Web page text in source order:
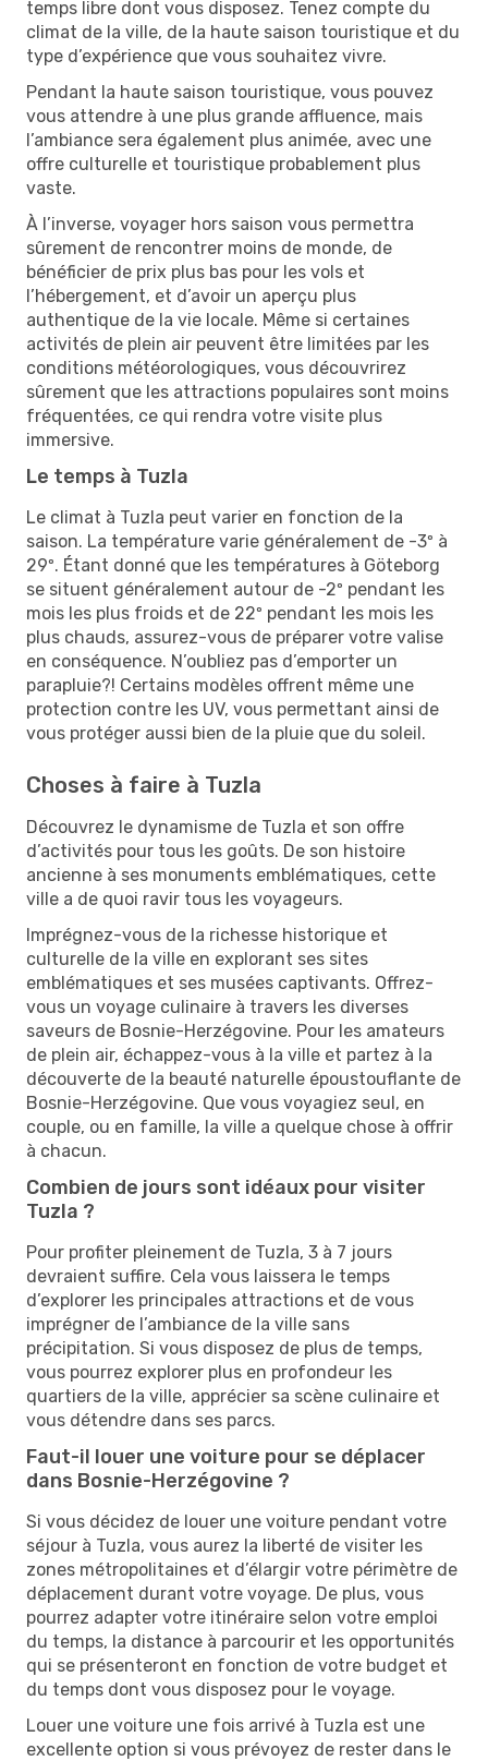
temps libre dont vous disposez. Tenez compte du
climat de la ville, de la haute saison touristique et du
type d’expérience que vous souhaitez vivre.
Pendant la haute saison touristique, vous pouvez
vous attendre à une plus grande affluence, mais
l’ambiance sera également plus animée, avec une
offre culturelle et touristique probablement plus
vaste.
À l’inverse, voyager hors saison vous permettra
sûrement de rencontrer moins de monde, de
bénéficier de prix plus bas pour les vols et
l’hébergement, et d’avoir un aperçu plus
authentique de la vie locale. Même si certaines
activités de plein air peuvent être limitées par les
conditions météorologiques, vous découvrirez
sûrement que les attractions populaires sont moins
fréquentées, ce qui rendra votre visite plus
immersive.
Le temps à Tuzla
Le climat à Tuzla peut varier en fonction de la
saison. La température varie généralement de -3º à
29º. Étant donné que les températures à Göteborg
se situent généralement autour de -2º pendant les
mois les plus froids et de 22º pendant les mois les
plus chauds, assurez-vous de préparer votre valise
en conséquence. N’oubliez pas d’emporter un
parapluie?! Certains modèles offrent même une
protection contre les UV, vous permettant ainsi de
vous protéger aussi bien de la pluie que du soleil.
Choses à faire à Tuzla
Découvrez le dynamisme de Tuzla et son offre
d’activités pour tous les goûts. De son histoire
ancienne à ses monuments emblématiques, cette
ville a de quoi ravir tous les voyageurs.
Imprégnez-vous de la richesse historique et
culturelle de la ville en explorant ses sites
emblématiques et ses musées captivants. Offrez-
vous un voyage culinaire à travers les diverses
saveurs de Bosnie-Herzégovine. Pour les amateurs
de plein air, échappez-vous à la ville et partez à la
découverte de la beauté naturelle époustouflante de
Bosnie-Herzégovine. Que vous voyagiez seul, en
couple, ou en famille, la ville a quelque chose à offrir
à chacun.
Combien de jours sont idéaux pour visiter
Tuzla ?
Pour profiter pleinement de Tuzla, 3 à 7 jours
devraient suffire. Cela vous laissera le temps
d’explorer les principales attractions et de vous
imprégner de l’ambiance de la ville sans
précipitation. Si vous disposez de plus de temps,
vous pourrez explorer plus en profondeur les
quartiers de la ville, apprécier sa scène culinaire et
vous détendre dans ses parcs.
Faut-il louer une voiture pour se déplacer
dans Bosnie-Herzégovine ?
Si vous décidez de louer une voiture pendant votre
séjour à Tuzla, vous aurez la liberté de visiter les
zones métropolitaines et d’élargir votre périmètre de
déplacement durant votre voyage. De plus, vous
pourrez adapter votre itinéraire selon votre emploi
du temps, la distance à parcourir et les opportunités
qui se présenteront en fonction de votre budget et
du temps dont vous disposez pour le voyage.
Louer une voiture une fois arrivé à Tuzla est une
excellente option si vous prévoyez de rester dans le